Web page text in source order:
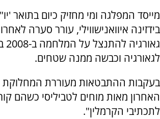
מייסד המפלגה ומי מחזיק כיום בתואר
בידזינה איוואנישווילי, עורר סערה
לגאורגיה וכבשה ממנה שטחים.
בעקבות ההתבטאות מעוררת המחלוקת
האחרון מאות מוחים לטביליסי כשהם
לתכתיבי הקרמלין".